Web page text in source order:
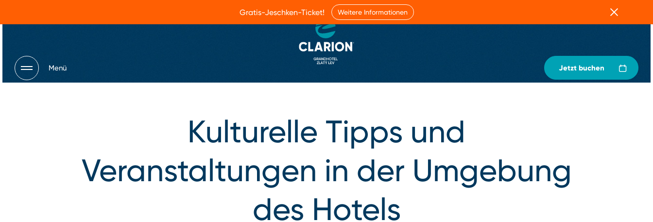
Menü Jetzt buchen
Kulturelle Tipps und
Veranstaltungen in der Umgebung
des Hotels
Gratis-Jeschken-Ticket! Weitere Informationen Schließen